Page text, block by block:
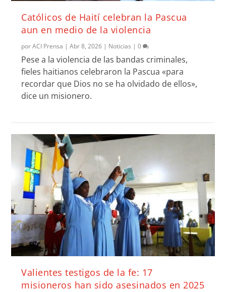
Católicos de Haití celebran la Pascua
aun en medio de la violencia
porACI Prensa |Abr 8, 2026 | Noticias |0
Pese a la violencia de las bandas criminales,
fieles haitianos celebraron la Pascua «para
recordar que Dios no se ha olvidado de ellos»,
dice un misionero.
Valientes testigos de la fe: 17
misioneros han sido asesinados en 2025